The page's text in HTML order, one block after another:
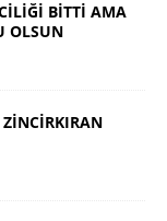
BİTTİ AMA
OLSUN